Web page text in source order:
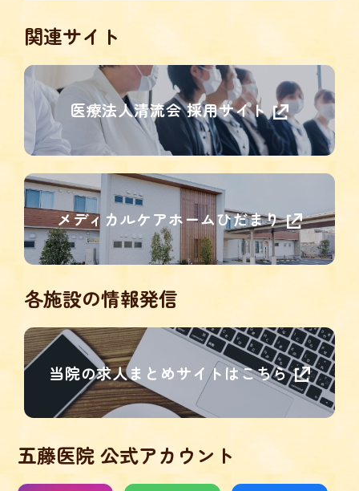
関連サイト
医療法人清流会 採用サイト
メディカルケアホームひだまり
各施設の情報発信
当院の求人まとめサイトはこちら
五藤医院 公式アカウント